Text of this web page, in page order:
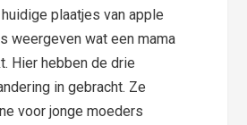
plaatjes van apple
weergeven wat een mama
Hier hebben de drie
in gebracht. Ze
voor jonge moeders